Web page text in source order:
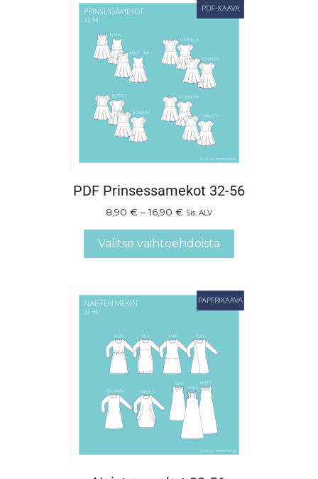
PDF Prinsessamekot 32-56
8,90 € – 16,90 € Sis. ALV
Valitse vaihtoehdoista